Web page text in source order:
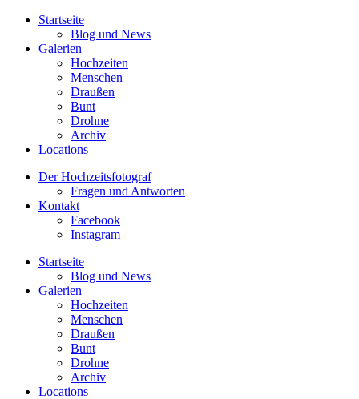
Startseite
Blog und News
Galerien
Hochzeiten
Menschen
Draußen
Bunt
Drohne
Archiv
Locations
Der Hochzeitsfotograf
Fragen und Antworten
Kontakt
Facebook
Instagram
Startseite
Blog und News
Galerien
Hochzeiten
Menschen
Draußen
Bunt
Drohne
Archiv
Locations